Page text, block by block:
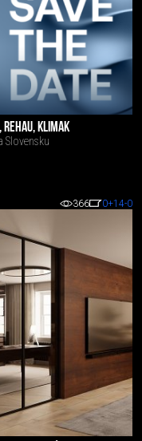
KLIMAK
Slovensku
366 0+14-0